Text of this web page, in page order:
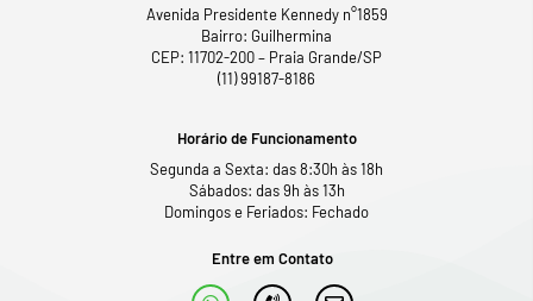
Avenida Presidente Kennedy n°1859
Bairro: Guilhermina
CEP: 11702-200 – Praia Grande/SP
(11) 99187-8186
Horário de Funcionamento
Segunda a Sexta: das 8:30h às 18h
Sábados: das 9h às 13h
Domingos e Feriados: Fechado
Entre em Contato